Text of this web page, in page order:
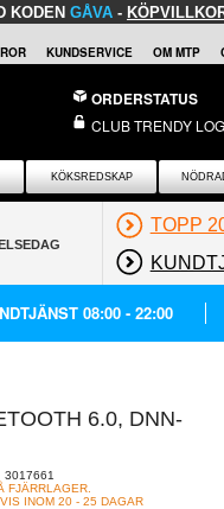
KODEN GÅVA -
KUNDSERVICE OM MTP
ORDERSTATUS
CLUB TRENDY
KÖKSREDSKAP
TOPP
08:00 - 22:00
6.0, DNN-
3017661
FJÄRRLAGER.
INOM 20 - 25 DAGAR